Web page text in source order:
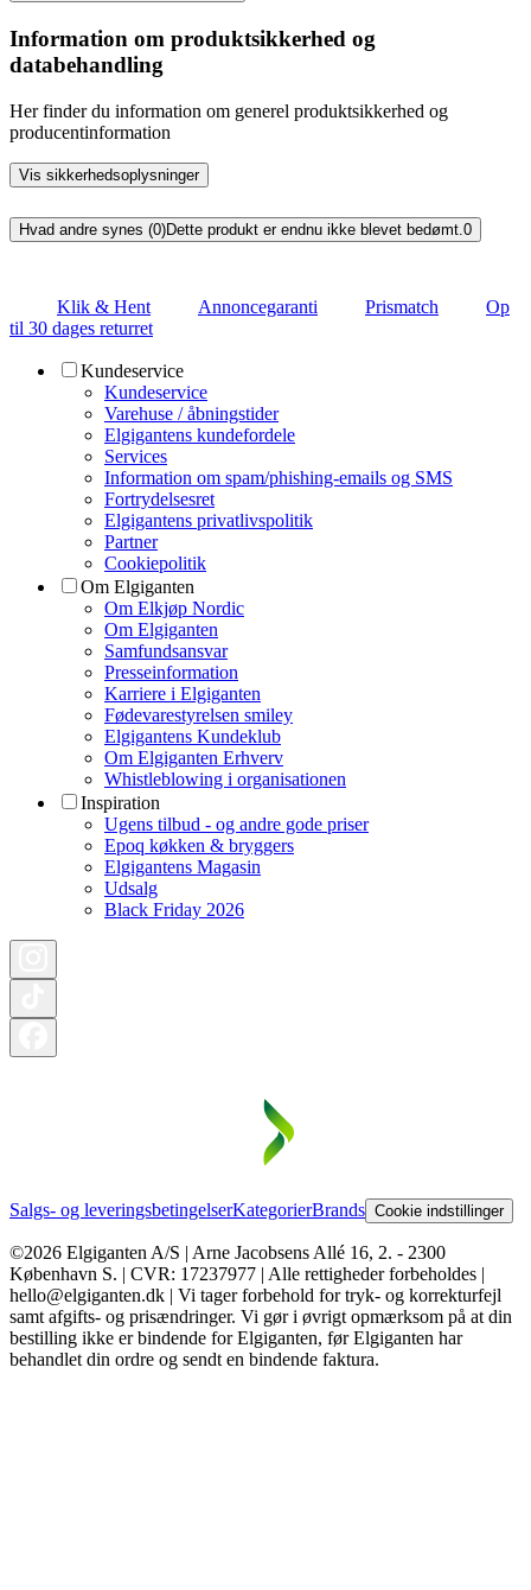
Information om produktsikkerhed og
databehandling
Her finder du information om generel produktsikkerhed og
producentinformation
Vis sikkerhedsoplysninger
Hvad andre synes (0)Dette produkt er endnu ikke blevet bedømt.0
Klik & Hent Annoncegaranti Prismatch
Op
til 30 dages returret
Kundeservice
Kundeservice
Varehuse / åbningstider
Elgigantens kundefordele
Services
Information om spam/phishing-emails og SMS
Fortrydelsesret
Elgigantens privatlivspolitik
Partner
Cookiepolitik
Om Elgiganten
Om Elkjøp Nordic
Om Elgiganten
Samfundsansvar
Presseinformation
Karriere i Elgiganten
Fødevarestyrelsen smiley
Elgigantens Kundeklub
Om Elgiganten Erhverv
Whistleblowing i organisationen
Inspiration
Ugens tilbud - og andre gode priser
Epoq køkken & bryggers
Elgigantens Magasin
Udsalg
Black Friday 2026
Salgs- og leveringsbetingelserKategorierBrands Cookie indstillinger
©2026 Elgiganten A/S | Arne Jacobsens Allé 16, 2. - 2300
København S. | CVR: 17237977 | Alle rettigheder forbeholdes |
hello@elgiganten.dk | Vi tager forbehold for tryk- og korrekturfejl
samt afgifts- og prisændringer. Vi gør i øvrigt opmærksom på at din
bestilling ikke er bindende for Elgiganten, før Elgiganten har
behandlet din ordre og sendt en bindende faktura.